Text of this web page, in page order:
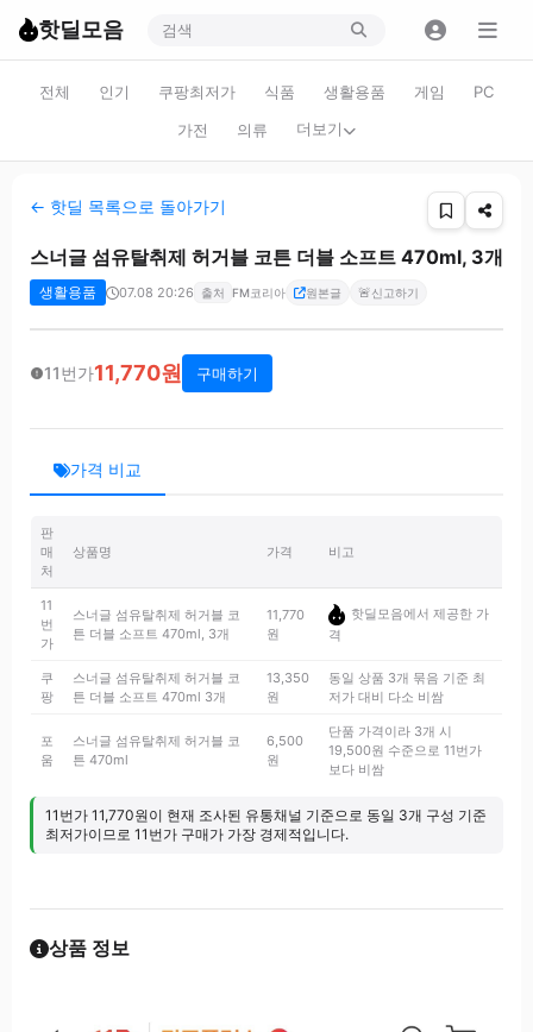
핫딜모음
전체 인기 쿠팡최저가 식품 생활용품 게임
PC
가전
의류 더보기
← 핫딜 목록으로 돌아가기
스너글 섬유탈취제 허거블 코튼 더블 소프트 470ml, 3개
생활용품 07.08 20:26 출처 FM코리아 원본글 🚨신고하기
11번가11,770원 구매하기
가격 비교
판
매
처
상품명 가격 비고
11
번
가
스너글 섬유탈취제 허거블 코
튼 더블 소프트 470ml, 3개
11,770
원
핫딜모음에서 제공한 가
격
쿠
팡
스너글 섬유탈취제 허거블 코
튼 더블 소프트 470ml 3개
13,350
원
동일 상품 3개 묶음 기준 최
저가 대비 다소 비쌈
포
움
스너글 섬유탈취제 허거블 코
튼 470ml
6,500
원
단품 가격이라 3개 시
19,500원 수준으로 11번가
보다 비쌈
11번가 11,770원이 현재 조사된 유통채널 기준으로 동일 3개 구성 기준
최저가이므로 11번가 구매가 가장 경제적입니다.
상품 정보